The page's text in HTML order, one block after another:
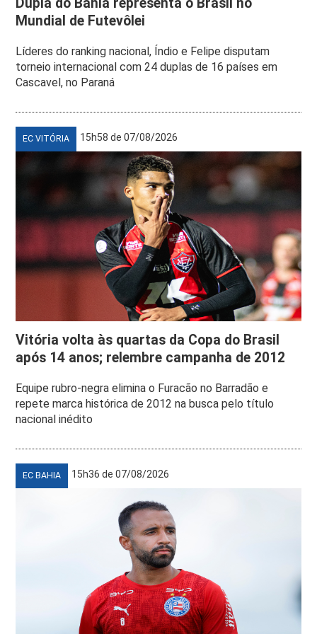
Dupla do Bahia representa o Brasil no
Mundial de Futevôlei
Líderes do ranking nacional, Índio e Felipe disputam
torneio internacional com 24 duplas de 16 países em
Cascavel, no Paraná
EC VITÓRIA 15h58 de 07/08/2026
Vitória volta às quartas da Copa do Brasil
após 14 anos; relembre campanha de 2012
Equipe rubro-negra elimina o Furacão no Barradão e
repete marca histórica de 2012 na busca pelo título
nacional inédito
EC BAHIA 15h36 de 07/08/2026